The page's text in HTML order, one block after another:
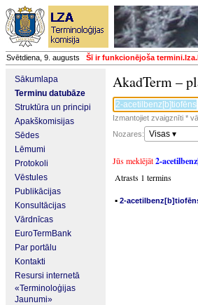
Svētdiena, 9. augusts Šī ir funkcionējoša
Sākumlapa
Terminu datubāze
Struktūra un principi
Apakškomisijas
Sēdes
Lēmumi
Protokoli
Vēstules
Publikācijas
Konsultācijas
Vārdnīcas
EuroTermBank
Par portālu
Kontakti
Resursi internetā
«Terminoloģijas
Jaunumi»
AkadTerm –
Izmantojiet zvaigznīti *
Nozares:
Visas ▾
Jūs meklējāt2-
Atrasts 1 termins
▪ 2-